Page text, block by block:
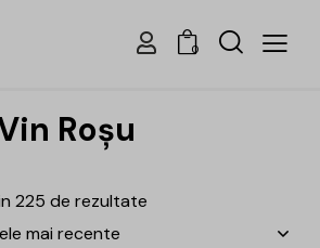
0
Roșu
225 de rezultate